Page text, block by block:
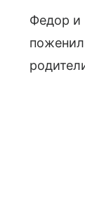
Федор и